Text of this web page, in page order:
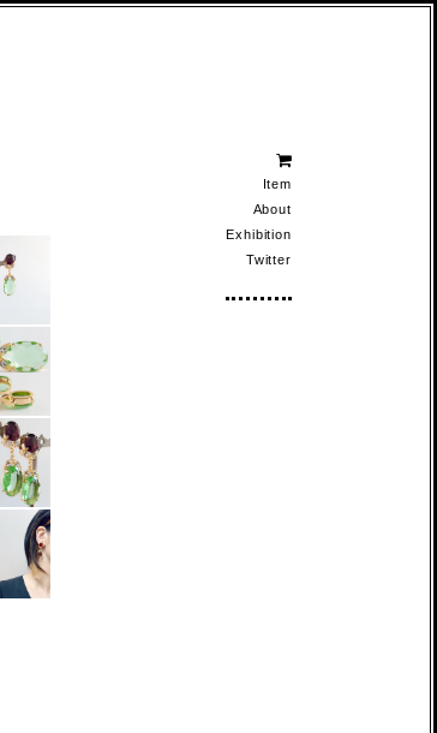
Item
About
Exhibition
Twitter